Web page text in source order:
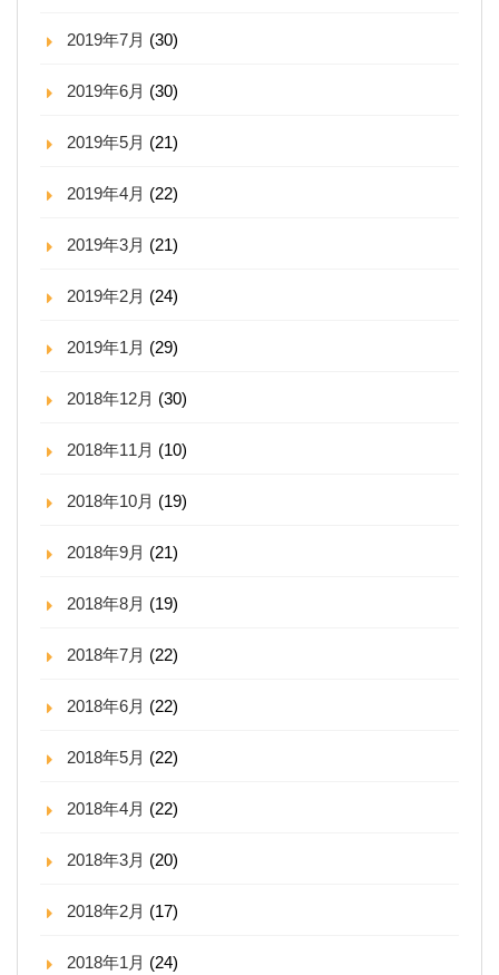
2019年7月 (30)
2019年6月 (30)
2019年5月 (21)
2019年4月 (22)
2019年3月 (21)
2019年2月 (24)
2019年1月 (29)
2018年12月 (30)
2018年11月 (10)
2018年10月 (19)
2018年9月 (21)
2018年8月 (19)
2018年7月 (22)
2018年6月 (22)
2018年5月 (22)
2018年4月 (22)
2018年3月 (20)
2018年2月 (17)
2018年1月 (24)